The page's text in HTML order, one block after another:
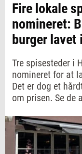
Fire lokale
nomineret:
burger lavet
Tre spisesteder i
nomineret for at
Det er dog et
om prisen. Se de